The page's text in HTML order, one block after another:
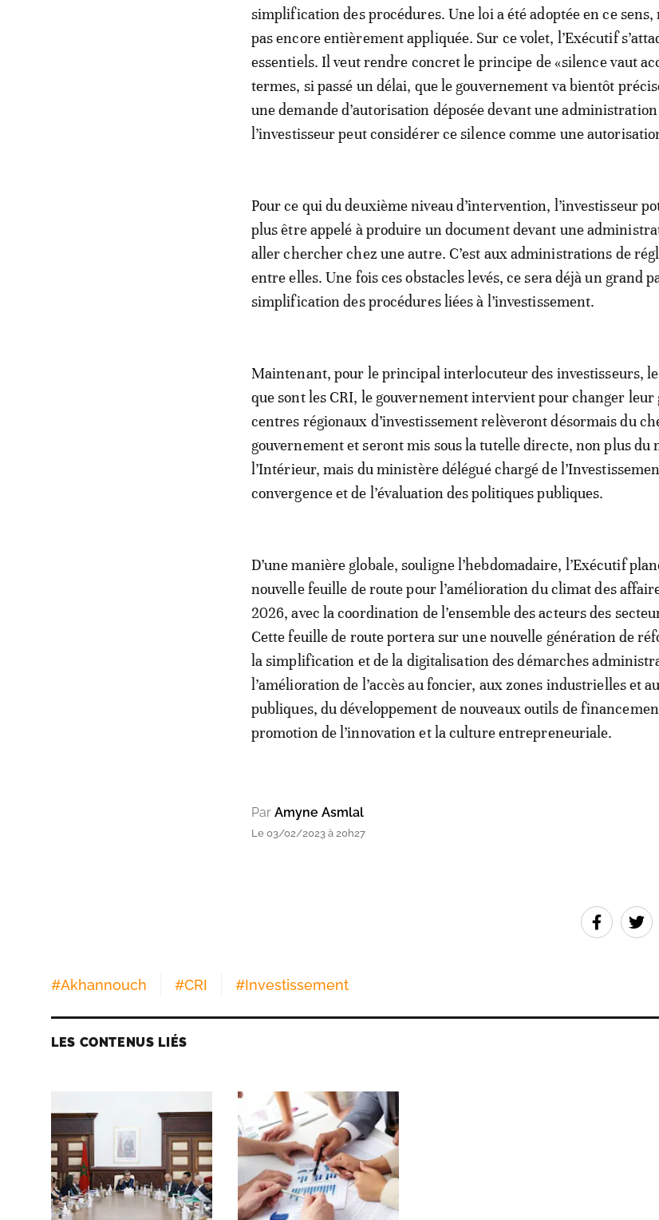
simplification des procédures. Une loi a été adoptée en ce sens,
pas encore entièrement appliquée. Sur ce volet, l’Exécutif
essentiels. Il veut rendre concret le principe de «silence vaut
termes, si passé un délai, que le gouvernement va bientôt
une demande d’autorisation déposée devant une administration
l’investisseur peut considérer ce silence comme une
Pour ce qui du deuxième niveau d’intervention, l’investisseur
plus être appelé à produire un document devant une
aller chercher chez une autre. C’est aux administrations de
entre elles. Une fois ces obstacles levés, ce sera déjà un grand
simplification des procédures liées à l’investissement.
Maintenant, pour le principal interlocuteur des investisseurs,
que sont les CRI, le gouvernement intervient pour changer leur
centres régionaux d’investissement relèveront désormais du
gouvernement et seront mis sous la tutelle directe, non plus du
l’Intérieur, mais du ministère délégué chargé de
convergence et de l’évaluation des politiques publiques.
D’une manière globale, souligne l’hebdomadaire, l’Exécutif
nouvelle feuille de route pour l’amélioration du climat des
2026, avec la coordination de l’ensemble des acteurs des
Cette feuille de route portera sur une nouvelle génération de
la simplification et de la digitalisation des démarches
l’amélioration de l’accès au foncier, aux zones industrielles et
publiques, du développement de nouveaux outils de
promotion de l’innovation et la culture entrepreneuriale.
Par Amyne Asmlal
Le 03/02/2023 à 20h27
#Akhannouch #CRI #Investissement
LES CONTENUS LIÉS